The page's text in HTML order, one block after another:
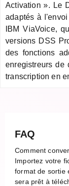
Activation ». Le
adaptés à
IBM ViaVoice,
versions DSS
des fonctions
enregistreurs de
transcription en
FAQ
Comment
Importez votre
format de sortie
sera prêt à